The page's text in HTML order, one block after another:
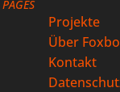
PAGES
Projekte
Über
Kontakt